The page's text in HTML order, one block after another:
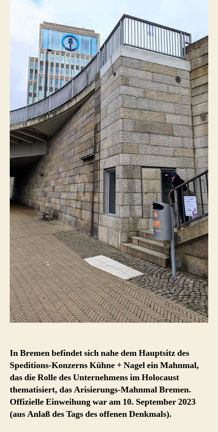
und
der
Holocaust
In Bremen befindet sich nahe dem Hauptsitz des
Speditions-Konzerns Kühne + Nagel ein Mahnmal,
das die Rolle des Unternehmens im Holocaust
thematisiert, das Arisierungs-Mahnmal Bremen.
Offizielle Einweihung war am 10. September 2023
(aus Anlaß des Tags des offenen Denkmals).